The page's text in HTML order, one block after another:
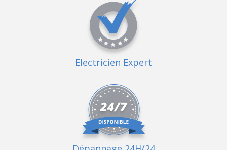
Electricien Expert